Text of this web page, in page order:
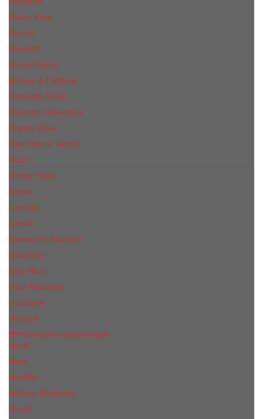
Calvin Klein
Cerruti
Davidoff
Donna Karan
Дольче & Габбана
Elizabeth Arden
Escentric Molecules
Franck Oliver
Gian Marco Venturi
Gucci
Jimmy Choo
Kenzo
Lacoste
Lanvin
Marina De Bourbon
Moschino
Nina Ricci
Paco Rabanne
Trussardi
Versace
Женская парфюмерия
Ajmal
Alaia
Annifen
Antonio Banderas
Armaf